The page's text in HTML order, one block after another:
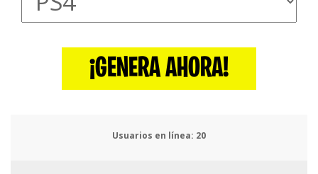
¡GENERA AHORA!
Usuarios en línea: 21